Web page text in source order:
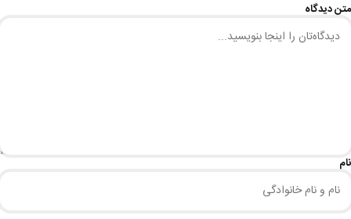
متن دیدگاه
نام